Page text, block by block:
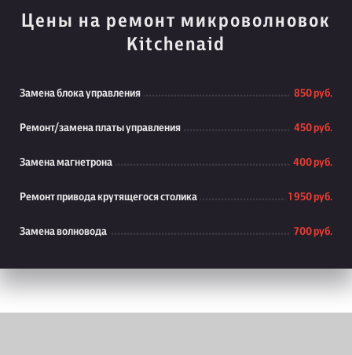
Цены на ремонт микроволновок
Kitchenaid
Замена блока управления 850 руб.
Ремонт/замена платы управления 450 руб.
Замена магнетрона 400 руб.
Ремонт привода крутящегося столика 1 950 руб.
Замена волновода 700 руб.